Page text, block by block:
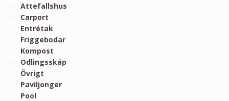
Attefallshus
Carport
Entrétak
Friggebodar
Kompost
Odlingsskåp
Övrigt
Paviljonger
Pool